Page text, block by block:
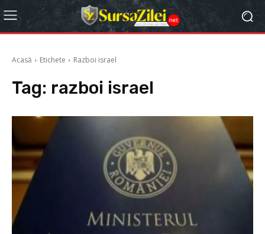
Acasă Etichete Razboi israel
Tag: razboi israel